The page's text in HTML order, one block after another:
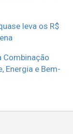
leva os R$
Combinação
Energia e Bem-